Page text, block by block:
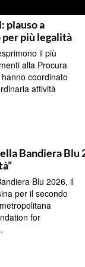
plauso a
per più legalità
il più
alla Procura
coordinato
attività
Bandiera Blu
Blu 2026, il
per il secondo
for